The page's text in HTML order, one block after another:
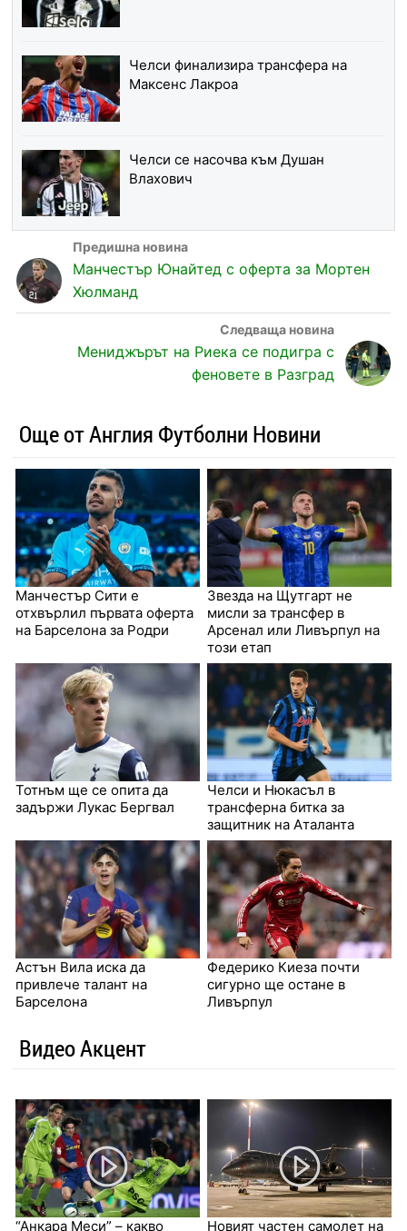
Челси финализира трансфера на
Максенс Лакроа
Челси се насочва към Душан
Влахович
Манчестър Юнайтед с оферта за Мортен
Хюлманд
Мениджърът на Риека се подигра с
феновете в Разград
Още от Англия Футболни Новини
Манчестър Сити е
отхвърлил първата оферта
на Барселона за Родри
Звезда на Щутгарт не
мисли за трансфер в
Арсенал или Ливърпул на
този етап
Тотнъм ще се опита да
задържи Лукас Бергвал
Челси и Нюкасъл в
трансферна битка за
защитник на Аталанта
Астън Вила иска да
привлече талант на
Барселона
Федерико Киеза почти
сигурно ще остане в
Ливърпул
Видео Акцент
“Анкара Меси” – какво Новият частен самолет на